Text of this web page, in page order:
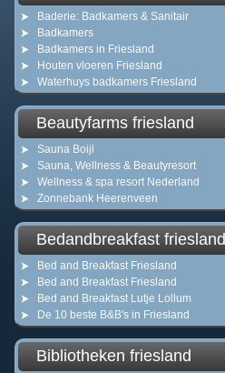
Baderie: Badkamers & Sanitair
Badkamers
Badkamers in Friesland
Houten vloeren Friesland
Waterhuys badkamers Friesland
Beautyfarms friesland
Sauna Boijl
Sauna, Wellness & Beautyresort
Wellness & spa resort Nederland
Zonnebank Heerenveen
Bedandbreakfast friesland
Bed and Breakfast Friesland
Bed and Breakfast Friesland
Bed and Breakfast Lutje Lollum
De 10 beste B&B's in Friesland
Bibliotheken friesland